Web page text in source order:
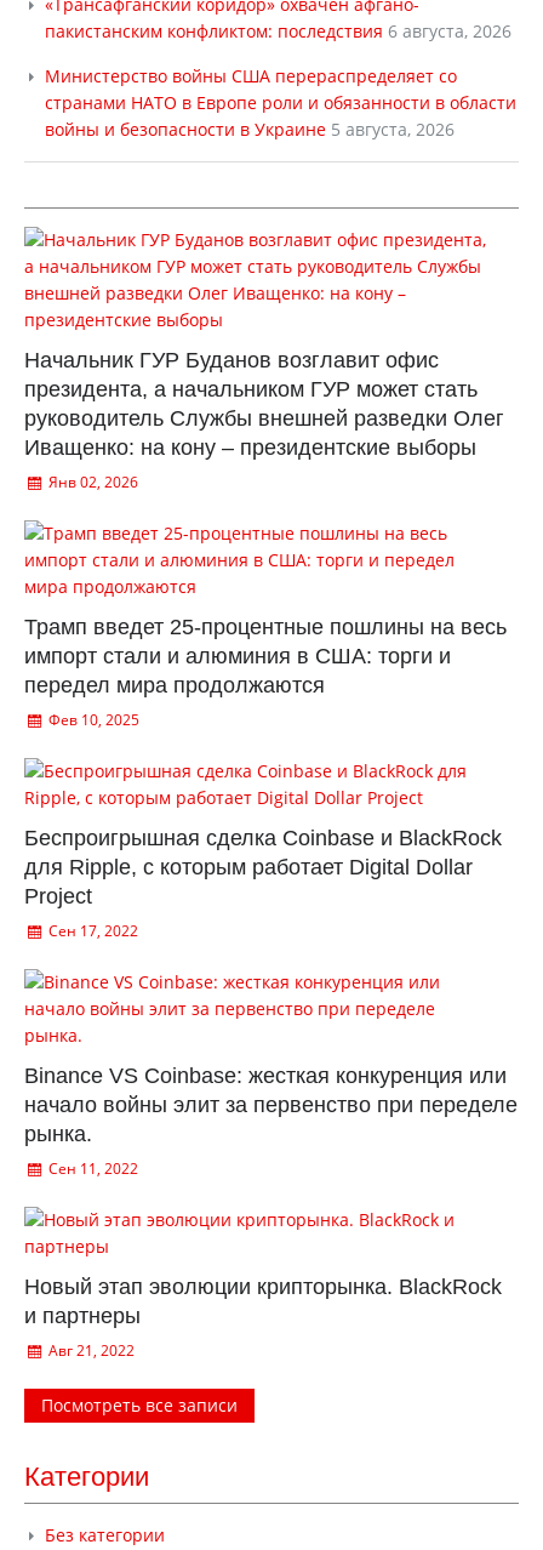
пакистанским конфликтом: последствия 6 августа, 2026
Министерство войны США перераспределяет со
странами НАТО в Европе роли и обязанности в области
войны и безопасности в Украине 5 августа, 2026
Начальник ГУР Буданов возглавит офис
президента, а начальником ГУР может стать
руководитель Службы внешней разведки Олег
Иващенко: на кону – президентские выборы
Янв 02, 2026
Трамп введет 25-процентные пошлины на весь
импорт стали и алюминия в США: торги и
передел мира продолжаются
Фев 10, 2025
Беспроигрышная сделка Coinbase и BlackRock
для Ripple, с которым работает Digital Dollar
Project
Сен 17, 2022
Binance VS Coinbase: жесткая конкуренция или
начало войны элит за первенство при переделе
рынка.
Сен 11, 2022
Новый этап эволюции крипторынка. BlackRock
и партнеры
Авг 21, 2022
Посмотреть все записи
Категории
Без категории